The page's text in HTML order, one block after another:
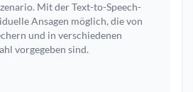
Mit der Text-to-Speech-
Ansagen möglich, die von
und in verschiedenen
vorgegeben sind.